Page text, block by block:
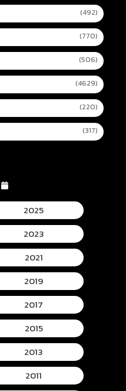
(492)
(770)
(506)
(4629)
(220)
(317)
2025
2023
2021
2019
2017
2015
2013
2011